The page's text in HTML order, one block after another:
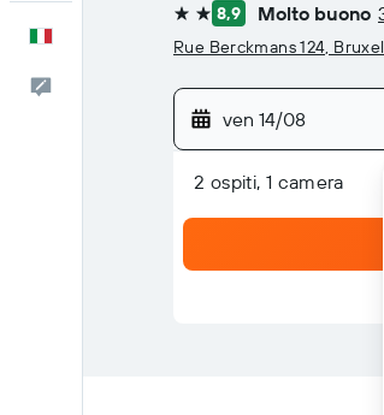
2 stelle
8,9 Molto buono
Rue Berckmans 124,
ven 14/08
2 ospiti, 1 camera